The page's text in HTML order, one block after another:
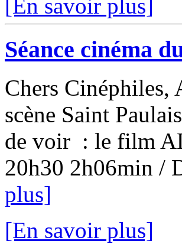
[En savoir plus]
Séance cinéma
Chers Cinéphiles,
scène Saint
de voir : le film
20h30 2h06min /
plus]
[En savoir plus]